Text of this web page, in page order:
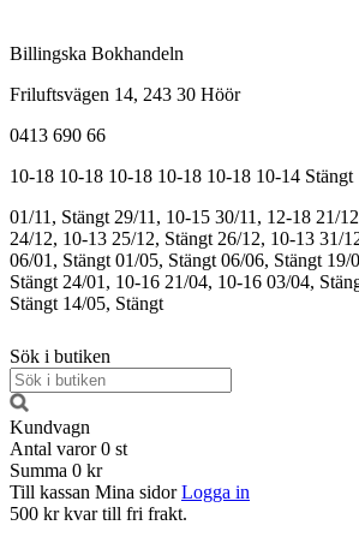
Billingska Bokhandeln
Friluftsvägen 14, 243 30 Höör
0413 690 66
10-18 10-18 10-18 10-18 10-18 10-14 Stängt
01/11, Stängt 29/11, 10-15 30/11, 12-18 21/
24/12, 10-13 25/12, Stängt 26/12, 10-13 31/
06/01, Stängt 01/05, Stängt 06/06, Stängt 19/
Stängt 24/01, 10-16 21/04, 10-16 03/04,
Stängt 14/05, Stängt
Sök i butiken
Kundvagn
Antal varor 0 st
Summa 0 kr
Till kassan Mina sidor Logga in
500 kr kvar till fri frakt.